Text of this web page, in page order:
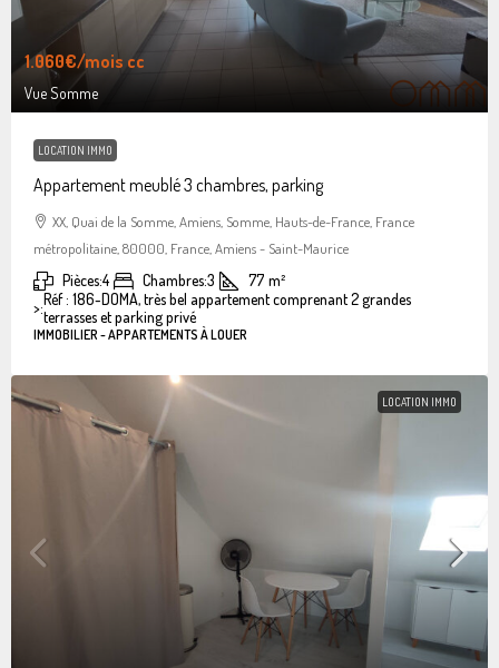
1.060€/mois cc
Vue Somme
LOCATION IMMO
Appartement meublé 3 chambres, parking
XX, Quai de la Somme, Amiens, Somme, Hauts-de-France, France
métropolitaine, 80000, France, Amiens - Saint-Maurice
Pièces:4 Chambres:3 77 m²
>:Réf : 186-DOMA, très bel appartement comprenant 2 grandes
terrasses et parking privé
IMMOBILIER - APPARTEMENTS À LOUER
LOCATION IMMO